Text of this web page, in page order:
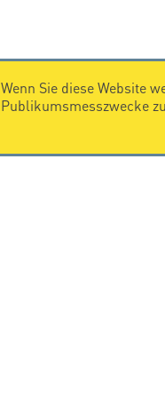
Wenn Sie diese Website
Publikumsmesszwecke